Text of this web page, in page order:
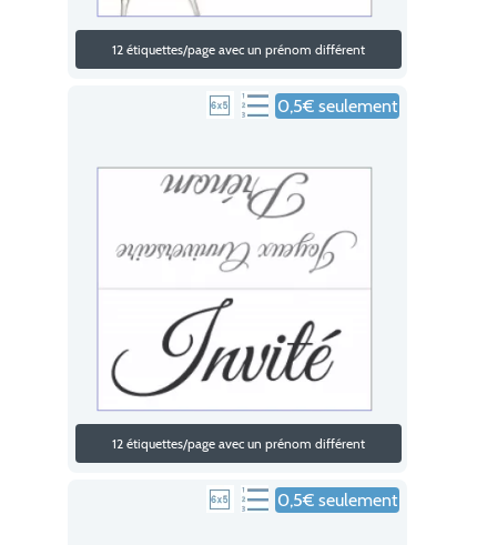
12 étiquettes/page avec un prénom différent
0,5€ seulement
12 étiquettes/page avec un prénom différent
0,5€ seulement